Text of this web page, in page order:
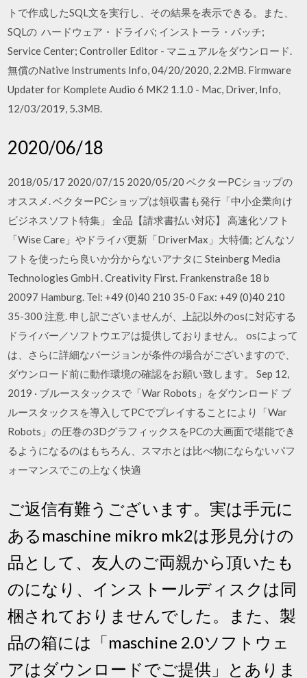
トで作成したSQL文を実行し、その結果を表示できる。また、
SQLの ハードウェア・ドライバ; インストーラ・パッチ;
Service Center; Controller Editor - マニュアルをダウンロード.
無償のNative Instruments Info, 04/20/2020, 2.2MB. Firmware
Updater for Komplete Audio 6 MK2 1.1.0 - Mac, Driver, Info,
12/03/2019, 5.3MB.
2020/06/18
2018/05/17 2020/07/15 2020/05/20 ベクターPCショップの
オススメ. ベクターPCショップは領収書も発行「中小企業向け
ビジネスソフト特集」 全品【請求書払い対応】 高速化ソフト
「Wise Care」やドライバ更新「DriverMax」大特価; どんなソ
フトを使ったら良いか分からないアナタに Steinberg Media
Technologies GmbH . Creativity First. Frankenstraße 18 b
20097 Hamburg. Tel: +49 (0)40 210 35-0 Fax: +49 (0)40 210
35-300 注意. 申し訳ございませんが、上記以外のosに対応する
ドライバー／ソフトウエアは提供しておりません。 osによって
は、さらに詳細なバージョンが条件の場合がございますので、
ダウンロード前に動作環境の確認をお願い致します。 Sep 12,
2019 · ブルースタックスで「War Robots」をダウンロード ブ
ルースタックスを導入してPCでプレイすることにより「War
Robots」の圧巻の3DグラフィックスをPCの大画面で堪能でき
るようになるのはもちろん、スマホとは比べ物にならないパフ
ォーマンスでこの上なく快適
ご返信有難うございます。実は手元に
あるmaschine mikro mk2は形見分けの
品として、友人のご両親から頂いたも
のになり、インストールディスクは同
梱されておりませんでした。また、製
品の箱には「maschine 2.0ソフトウェ
アはダウンロードでご提供」とありま